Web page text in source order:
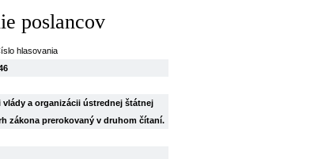
poslancov
hlasovania
vlády a organizácii ústrednej štátnej
zákona prerokovaný v druhom čítaní.